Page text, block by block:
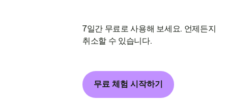
7일간 무료로 사용해 보세요. 언제든지
취소할 수 있습니다.
무료 체험 시작하기